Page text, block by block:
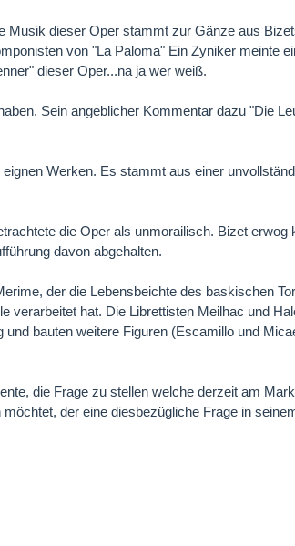
Musik dieser Oper stammt zur Gänze aus
von "La Paloma" Ein Zyniker meinte
dieser Oper...na ja wer weiß.
Sein angeblicher Kommentar dazu "Die
Werken. Es stammt aus einer
die Oper als unmorailisch. Bizet erwog
davon abgehalten.
der die Lebensbeichte des baskischen
verarbeitet hat. Die Librettisten Meilhac und
bauten weitere Figuren (Escamillo und
die Frage zu stellen welche derzeit am
der eine diesbezügliche Frage in